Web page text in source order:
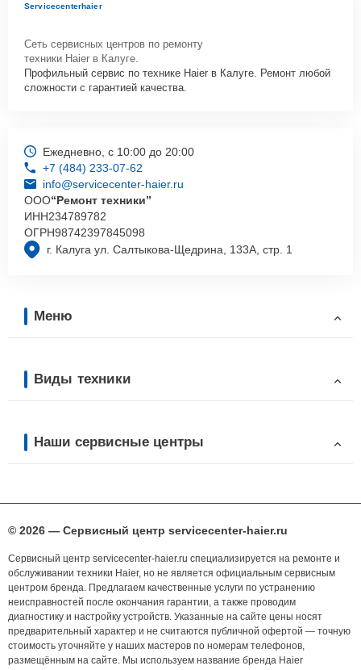
Servicecenterhaier
Сеть сервисных центров по ремонту
техники Haier в Калуге.
Профильный сервис по технике Haier в Калуге. Ремонт любой
сложности с гарантией качества.
г. Калуга ул. Салтыкова-Щедрина, 133А, стр. 1
Ежедневно, с 10:00 до 20:00
+7 (484) 233-07-62
info@servicecenter-haier.ru
ООО“Ремонт техники”
ИНН234789782
ОГРН98742397845098
Меню
Виды техники
Наши сервисные центры
© 2026 — Сервисный центр servicecenter-haier.ru
Сервисный центр servicecenter-haier.ru специализируется на ремонте и
обслуживании техники Haier, но не является официальным сервисным
центром бренда. Предлагаем качественные услуги по устранению
неисправностей после окончания гарантии, а также проводим
диагностику и настройку устройств. Указанные на сайте цены носят
предварительный характер и не считаются публичной офертой — точную
стоимость уточняйте у наших мастеров по номерам телефонов,
размещённым на сайте. Мы используем название бренда Haier